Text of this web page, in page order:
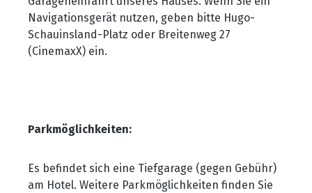
Navigationsgerät nutzen, geben bitte Hugo-
Schauinsland-Platz oder Breitenweg 27
(CinemaxX) ein.
Parkmöglichkeiten:
Es befindet sich eine Tiefgarage (gegen Gebühr)
am Hotel. Weitere Parkmöglichkeiten finden Sie